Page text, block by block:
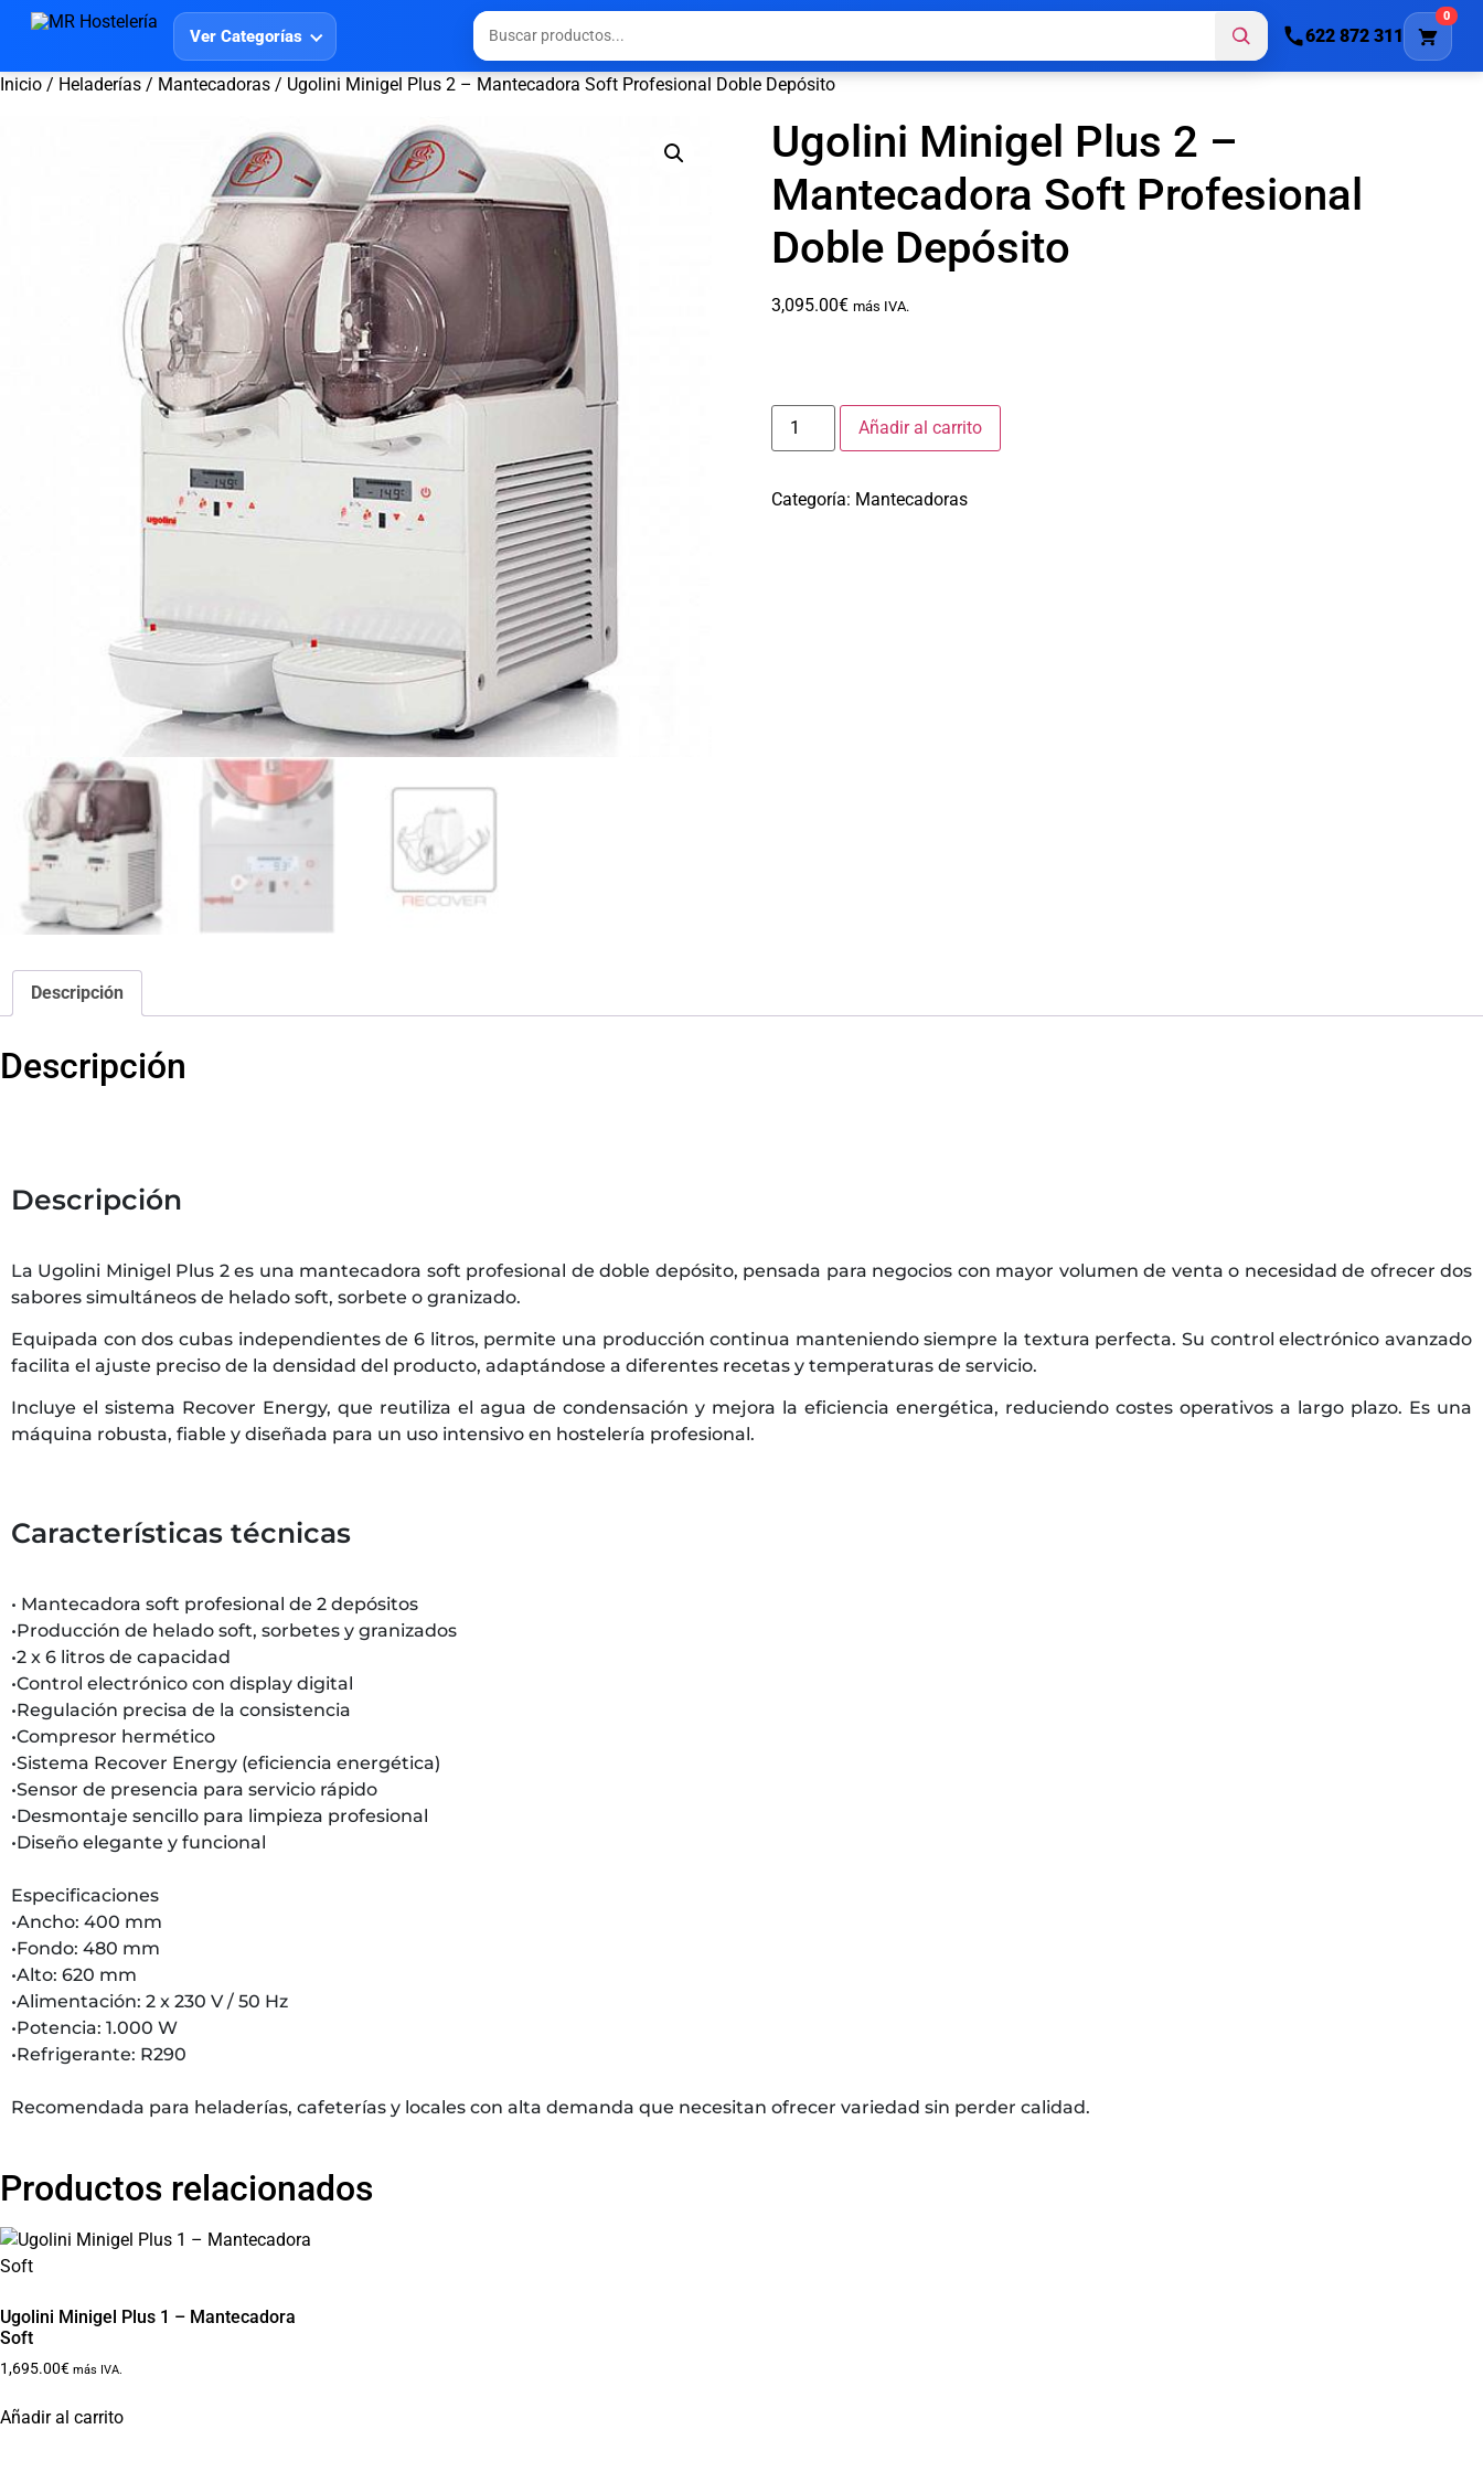
Ver Categorías 622 872 311
0
Inicio / Heladerías / Mantecadoras / Ugolini Minigel Plus 2 – Mantecadora Soft Profesional Doble Depósito
Ugolini Minigel Plus 2 –
Mantecadora Soft Profesional
Doble Depósito
3,095.00€ más IVA.
Añadir al carrito
Categoría: Mantecadoras
Descripción
Descripción
Descripción
La Ugolini Minigel Plus 2 es una mantecadora soft profesional de doble depósito, pensada para negocios con mayor volumen de venta o necesidad de ofrecer dos
sabores simultáneos de helado soft, sorbete o granizado.
Equipada con dos cubas independientes de 6 litros, permite una producción continua manteniendo siempre la textura perfecta. Su control electrónico avanzado
facilita el ajuste preciso de la densidad del producto, adaptándose a diferentes recetas y temperaturas de servicio.
Incluye el sistema Recover Energy, que reutiliza el agua de condensación y mejora la eficiencia energética, reduciendo costes operativos a largo plazo. Es una
máquina robusta, fiable y diseñada para un uso intensivo en hostelería profesional.
Características técnicas
• Mantecadora soft profesional de 2 depósitos
•Producción de helado soft, sorbetes y granizados
•2 x 6 litros de capacidad
•Control electrónico con display digital
•Regulación precisa de la consistencia
•Compresor hermético
•Sistema Recover Energy (eficiencia energética)
•Sensor de presencia para servicio rápido
•Desmontaje sencillo para limpieza profesional
•Diseño elegante y funcional
Especificaciones
•Ancho: 400 mm
•Fondo: 480 mm
•Alto: 620 mm
•Alimentación: 2 x 230 V / 50 Hz
•Potencia: 1.000 W
•Refrigerante: R290
Recomendada para heladerías, cafeterías y locales con alta demanda que necesitan ofrecer variedad sin perder calidad.
Productos relacionados
Ugolini Minigel Plus 1 – Mantecadora
Soft
1,695.00€ más IVA.
Añadir al carrito